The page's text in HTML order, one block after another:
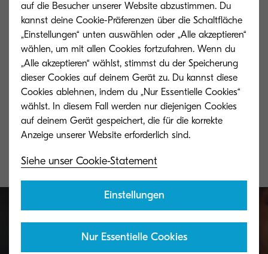
TK-825K
Schwarzer Toner ergibt 15.000 Seiten.
TK-825M
Toner Rücknahmeservice
auf die Besucher unserer Website abzustimmen. Du
kannst deine Cookie-Präferenzen über die Schaltfläche
„Einstellungen“ unten auswählen oder „Alle akzeptieren“
wählen, um mit allen Cookies fortzufahren. Wenn du
„Alle akzeptieren“ wählst, stimmst du der Speicherung
dieser Cookies auf deinem Gerät zu. Du kannst diese
Cookies ablehnen, indem du „Nur Essentielle Cookies“
wählst. In diesem Fall werden nur diejenigen Cookies
auf deinem Gerät gespeichert, die für die korrekte
Siehe unser Cookie-Statement
Einstellungen
Nur Essentielle Cookies